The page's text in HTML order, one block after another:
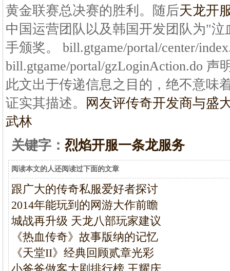
黄金联赛总决赛的胜利。随后天龙开
中国运营团队以及韩国开发团队为"
手颁奖。 bill.gtgame/portal/center/
bill.gtgame/portal/gzLoginAction.do 声
此文出于传递信息之目的，绝不意味
证实其描述。
网友评传奇开发商与盛
武林
关键字： 烈焰开服一条龙服务
阅读本文的人还阅读过下面的文章
跟广大的传奇私服爱好者探讨
2014年能玩到的网游大作前瞻
城战再升级 天龙八部玩家建议
《热血传奇》故事版纳的记忆
《天堂II》经典回顾贰章光彩